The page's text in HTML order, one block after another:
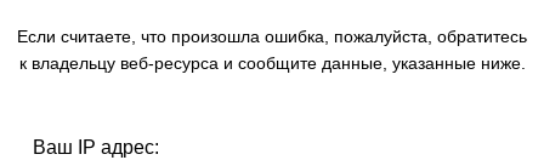
Если считаете, что произошла ошибка, пожалуйста, обратитесь
к владельцу веб-ресурса и сообщите данные, указанные ниже.
Ваш IP адрес: